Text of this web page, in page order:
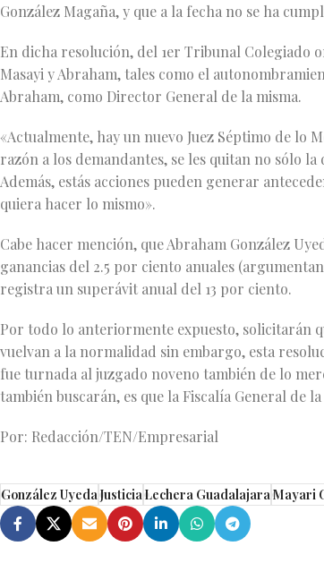
González Magaña, y que a la fecha no se ha
En dicha resolución, del 1er Tribunal Colegiado
Masayi y Abraham, tales como el
Abraham, como Director General de la misma.
«Actualmente, hay un nuevo Juez Séptimo de lo
razón a los demandantes, se les quitan no sólo
Además, estás acciones pueden generar
quiera hacer lo mismo».
Cabe hacer mención, que Abraham González
ganancias del 2.5 por ciento anuales
registra un superávit anual del 13 por ciento.
Por todo lo anteriormente expuesto, solicitarán
vuelvan a la normalidad sin embargo, esta
fue turnada al juzgado noveno también de lo
también buscarán, es que la Fiscalía General de
Por: Redacción/TEN/Empresarial
González UyedaJusticiaLechera GuadalajaraMayari